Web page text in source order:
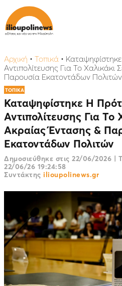
Αρχική • Τοπικά •
Αντιπολίτευσης Για Το
Παρουσία Εκατοντάδων Πολιτών
ΤΟΠΙΚΑ
Καταψηφίστηκε Η
Αντιπολίτευσης Για Το
Ακραίας Έντασης &
Εκατοντάδων Πολιτών
Δημοσιεύθηκε στις 22/06/2026 |
22/06/26 19:24:58
Συντάκτης ilioupolinews.gr